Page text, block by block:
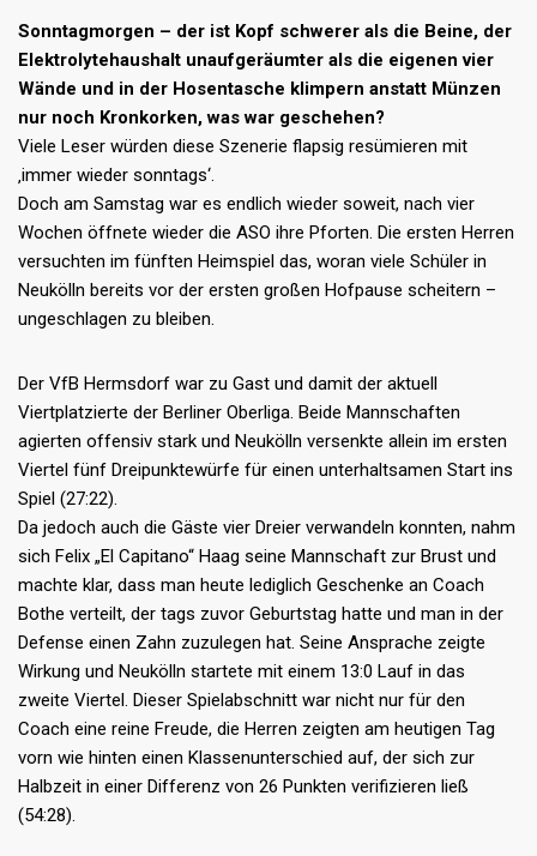
Sonntagmorgen – der ist Kopf schwerer als die Beine, der
Elektrolytehaushalt unaufgeräumter als die eigenen vier
Wände und in der Hosentasche klimpern anstatt Münzen
nur noch Kronkorken, was war geschehen?
Viele Leser würden diese Szenerie flapsig resümieren mit
‚immer wieder sonntags‘.
Doch am Samstag war es endlich wieder soweit, nach vier
Wochen öffnete wieder die ASO ihre Pforten. Die ersten Herren
versuchten im fünften Heimspiel das, woran viele Schüler in
Neukölln bereits vor der ersten großen Hofpause scheitern –
ungeschlagen zu bleiben.
Der VfB Hermsdorf war zu Gast und damit der aktuell
Viertplatzierte der Berliner Oberliga. Beide Mannschaften
agierten offensiv stark und Neukölln versenkte allein im ersten
Viertel fünf Dreipunktewürfe für einen unterhaltsamen Start ins
Spiel (27:22).
Da jedoch auch die Gäste vier Dreier verwandeln konnten, nahm
sich Felix „El Capitano“ Haag seine Mannschaft zur Brust und
machte klar, dass man heute lediglich Geschenke an Coach
Bothe verteilt, der tags zuvor Geburtstag hatte und man in der
Defense einen Zahn zuzulegen hat. Seine Ansprache zeigte
Wirkung und Neukölln startete mit einem 13:0 Lauf in das
zweite Viertel. Dieser Spielabschnitt war nicht nur für den
Coach eine reine Freude, die Herren zeigten am heutigen Tag
vorn wie hinten einen Klassenunterschied auf, der sich zur
Halbzeit in einer Differenz von 26 Punkten verifizieren ließ
(54:28).